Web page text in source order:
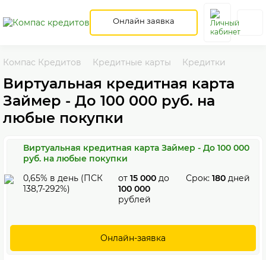
Онлайн заявка
Компас Кредитов Кредитные карты Кредитки
Виртуальная кредитная карта
Займер - До 100 000 руб. на
любые покупки
Виртуальная кредитная карта Займер - До 100 000
руб. на любые покупки
0,65% в день (ПСК
138,7-292%)
от 15 000 до
100 000
рублей
Срок: 180дней
Онлайн-заявка